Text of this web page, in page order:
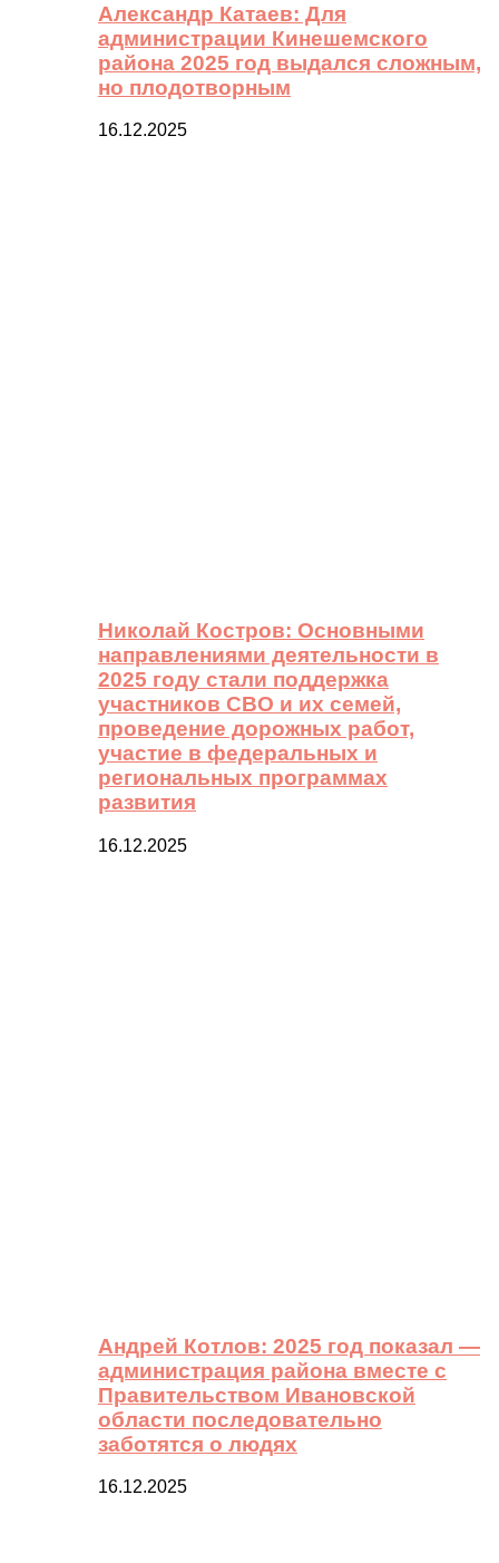
Александр Катаев: Для
администрации Кинешемского
района 2025 год выдался сложным,
но плодотворным
16.12.2025
Николай Костров: Основными
направлениями деятельности в
2025 году стали поддержка
участников СВО и их семей,
проведение дорожных работ,
участие в федеральных и
региональных программах
развития
16.12.2025
Андрей Котлов: 2025 год показал —
администрация района вместе с
Правительством Ивановской
области последовательно
заботятся о людях
16.12.2025